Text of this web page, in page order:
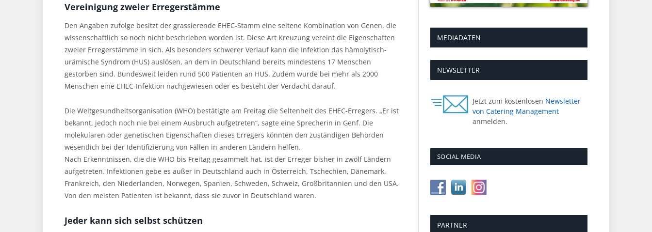
Vereinigung zweier Erregerstämme
Den Angaben zufolge besitzt der grassierende EHEC-Stamm eine seltene Kombination von Genen, die
wissenschaftlich so noch nicht beschrieben worden ist. Diese Art Kreuzung vereint die Eigenschaften
zweier Erregerstämme in sich. Als besonders schwerer Verlauf kann die Infektion das hämolytisch-
urämische Syndrom (HUS) auslösen, an dem in Deutschland bereits mindestens 17 Menschen
gestorben sind. Bundesweit leiden rund 500 Patienten an HUS. Zudem wurde bei mehr als 2000
Menschen eine EHEC-Infektion nachgewiesen oder es besteht der Verdacht darauf.
Die Weltgesundheitsorganisation (WHO) bestätigte am Freitag die Seltenheit des EHEC-Erregers. „Er ist
bekannt, jedoch noch nie bei einem Ausbruch aufgetreten“, sagte eine Sprecherin in Genf. Die
molekularen oder genetischen Eigenschaften dieses Erregers könnten den zuständigen Behörden
wesentlich bei der Identifizierung von Fällen in anderen Ländern helfen.
Nach Erkenntnissen, die die WHO bis Freitag gesammelt hat, ist der Erreger bisher in zwölf Ländern
aufgetreten. Infektionen gebe es außer in Deutschland auch in Österreich, Tschechien, Dänemark,
Frankreich, den Niederlanden, Norwegen, Spanien, Schweden, Schweiz, Großbritannien und den USA.
Von den meisten Patienten ist bekannt, dass sie zuvor in Deutschland waren.
Jeder kann sich selbst schützen
MEDIADATEN
NEWSLETTER
Jetzt zum kostenlosen Newsletter
von Catering Management
anmelden.
SOCIAL MEDIA
PARTNER